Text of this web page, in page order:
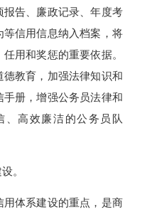
告、廉政记录、年度考
信用信息纳入档案，将
用和奖惩的重要依据。
教育，加强法律知识和
册，增强公务员法律和
、高效廉洁的公务员队
设。
体系建设的重点，是商